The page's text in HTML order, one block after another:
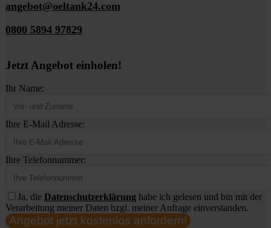
angebot@oeltank24.com
0800 5894 97829
Jetzt Angebot einholen!
Ihr Name:
Ihre E-Mail Adresse:
Ihre Telefonnummer:
Ja, die Datenschutzerklärung habe ich gelesen und bin mit der
Verarbeitung meiner Daten bzgl. meiner Anfrage einverstanden.
Angebot jetzt kostenlos anfordern!